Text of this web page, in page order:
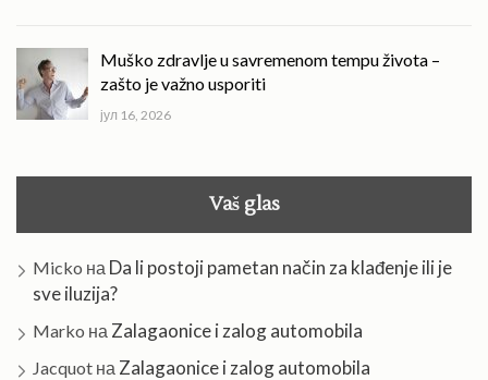
Muško zdravlje u savremenom tempu života –
zašto je važno usporiti
јул 16, 2026
Vaš glas
Micko на Da li postoji pametan način za klađenje ili je
sve iluzija?
Marko на Zalagaonice i zalog automobila
Jacquot на Zalagaonice i zalog automobila